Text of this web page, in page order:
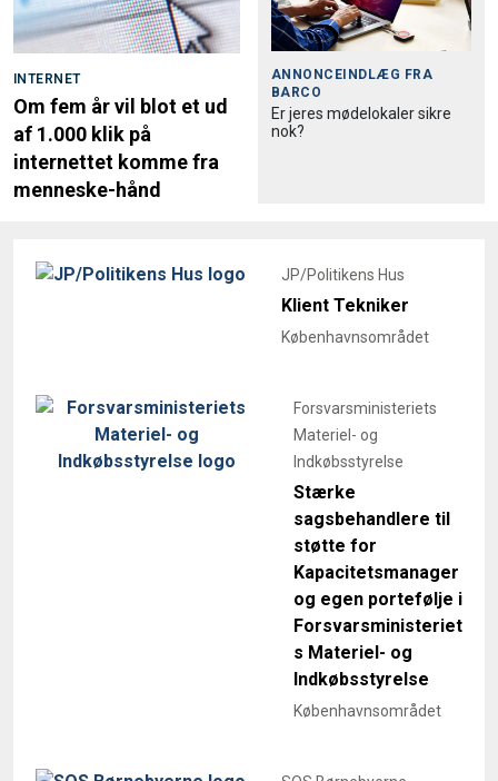
INTERNET
Om fem år vil blot et ud
af 1.000 klik på
internettet komme fra
menneske-hånd
ANNONCEINDLÆG FRA
BARCO
Er jeres mødelokaler sikre
nok?
JP/Politikens Hus
Klient Tekniker
Københavnsområdet
Forsvarsministeriets
Materiel- og
Indkøbsstyrelse
Stærke
sagsbehandlere til
støtte for
Kapacitetsmanager
og egen portefølje i
Forsvarsministeriet
s Materiel- og
Indkøbsstyrelse
Københavnsområdet